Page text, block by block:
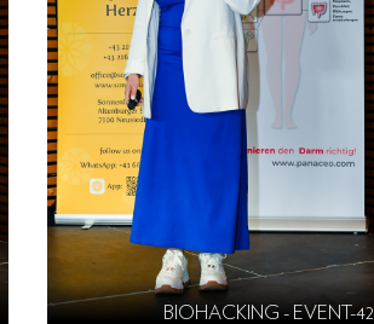
BIOHACKING - EVENT-42